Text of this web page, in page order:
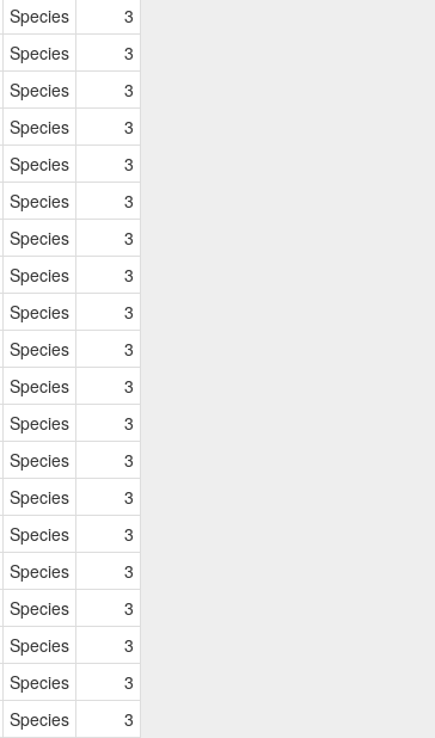
Species
3
Species
3
Species
3
Species
3
Species
3
Species
3
Species
3
Species
3
Species
3
Species
3
Species
3
Species
3
Species
3
Species
3
Species
3
Species
3
Species
3
Species
3
Species
3
Species
3